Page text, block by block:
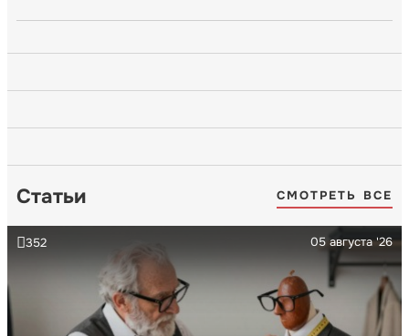
Статьи СМОТРЕТЬ ВСЕ
05 августа '26
352